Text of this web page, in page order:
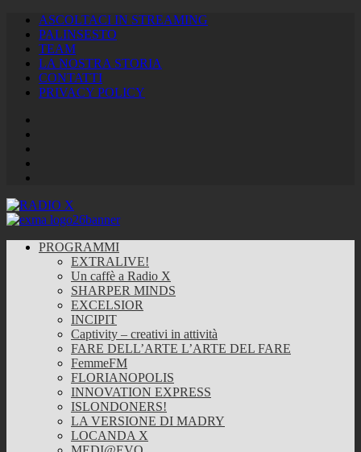
ASCOLTACI IN STREAMING
PALINSESTO
TEAM
LA NOSTRA STORIA
CONTATTI
PRIVACY POLICY
PROGRAMMI
EXTRALIVE!
Un caffè a Radio X
SHARPER MINDS
EXCELSIOR
INCIPIT
Captivity – creativi in attività
FARE DELL’ARTE L’ARTE DEL FARE
FemmeFM
FLORIANOPOLIS
INNOVATION EXPRESS
ISLONDONERS!
LA VERSIONE DI MADRY
LOCANDA X